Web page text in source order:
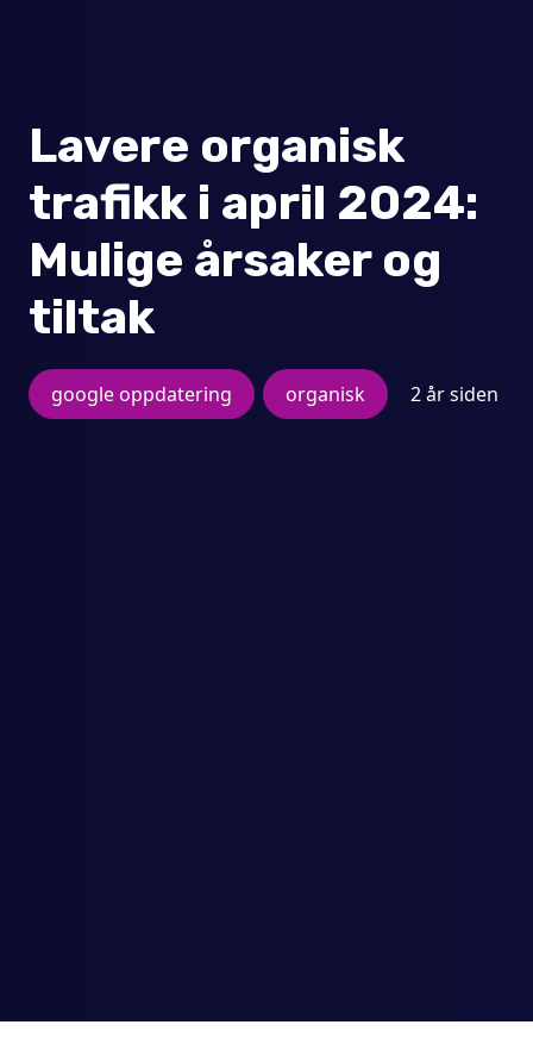
Lavere organisk
trafikk i april 2024:
Mulige årsaker og
tiltak
google oppdatering organisk 2 år siden